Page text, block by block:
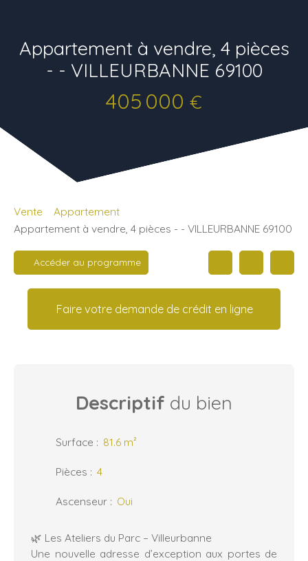
Appartement à vendre, 4 pièces
- - VILLEURBANNE 69100
405 000 €
Vente
Appartement
Appartement à vendre, 4 pièces - - VILLEURBANNE 69100
Accéder au programme
Faire votre demande de crédit en ligne
Descriptif du bien
Surface : 81.6 m²
Pièces : 4
Ascenseur : Oui
🌿 Les Ateliers du Parc – Villeurbanne
Une nouvelle adresse d’exception aux portes de